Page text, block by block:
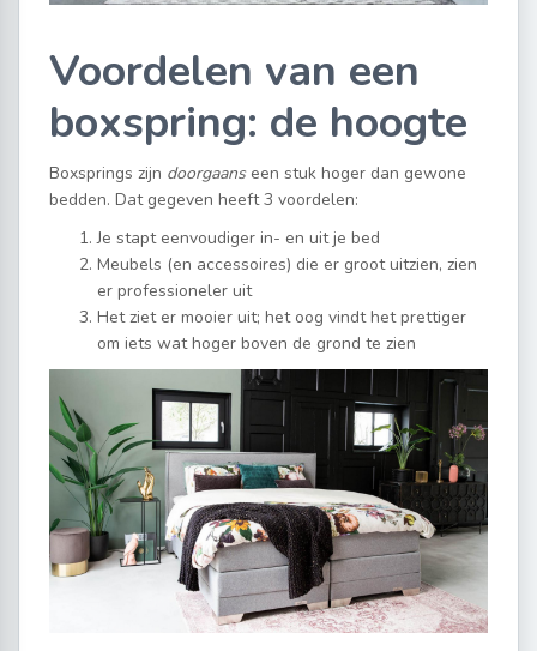
Voordelen van een
boxspring: de hoogte
Boxsprings zijn doorgaanseen stuk hoger dan gewone
bedden. Dat gegeven heeft 3 voordelen:
Je stapt eenvoudiger in- en uit je bed
Meubels (en accessoires) die er groot uitzien, zien
er professioneler uit
Het ziet er mooier uit; het oog vindt het prettiger
om iets wat hoger boven de grond te zien